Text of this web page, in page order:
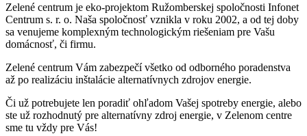
Zelené centrum je eko-projektom Ružomberskej spoločnosti Infonet
Centrum s. r. o. Naša spoločnosť vznikla v roku 2002, a od tej doby
sa venujeme komplexným technologickým riešeniam pre Vašu
domácnosť, či firmu.
Zelené centrum Vám zabezpečí všetko od odborného poradenstva
až po realizáciu inštalácie alternatívnych zdrojov energie.
Či už potrebujete len poradiť ohľadom Vašej spotreby energie, alebo
ste už rozhodnutý pre alternatívny zdroj energie, v Zelenom centre
sme tu vždy pre Vás!